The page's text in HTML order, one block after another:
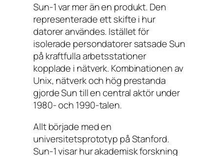
Sun-1 var mer än en produkt. Den
representerade ett skifte i hur
datorer användes. Istället för
isolerade persondatorer satsade Sun
på kraftfulla arbetsstationer
kopplade i nätverk. Kombinationen av
Unix, nätverk och hög prestanda
gjorde Sun till en central aktör under
1980- och 1990-talen.
Allt började med en
universitetsprototyp på Stanford.
Sun-1 visar hur akademisk forskning